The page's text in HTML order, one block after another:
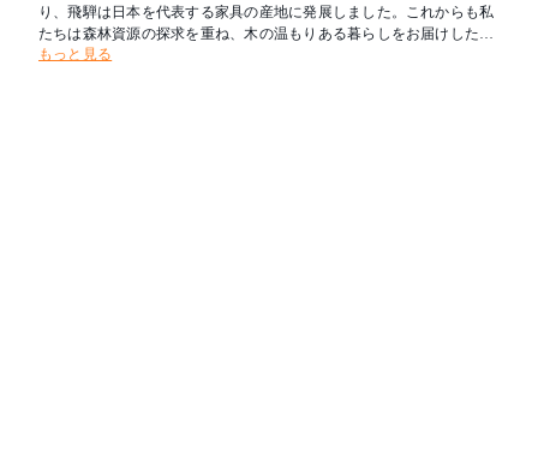
り、飛騨は日本を代表する家具の産地に発展しました。これからも私
たちは森林資源の探求を重ね、木の温もりある暮らしをお届けしたい
と考えます。新たな創造を可能とし、その魅力を求めて人々が集う場
もっと見る